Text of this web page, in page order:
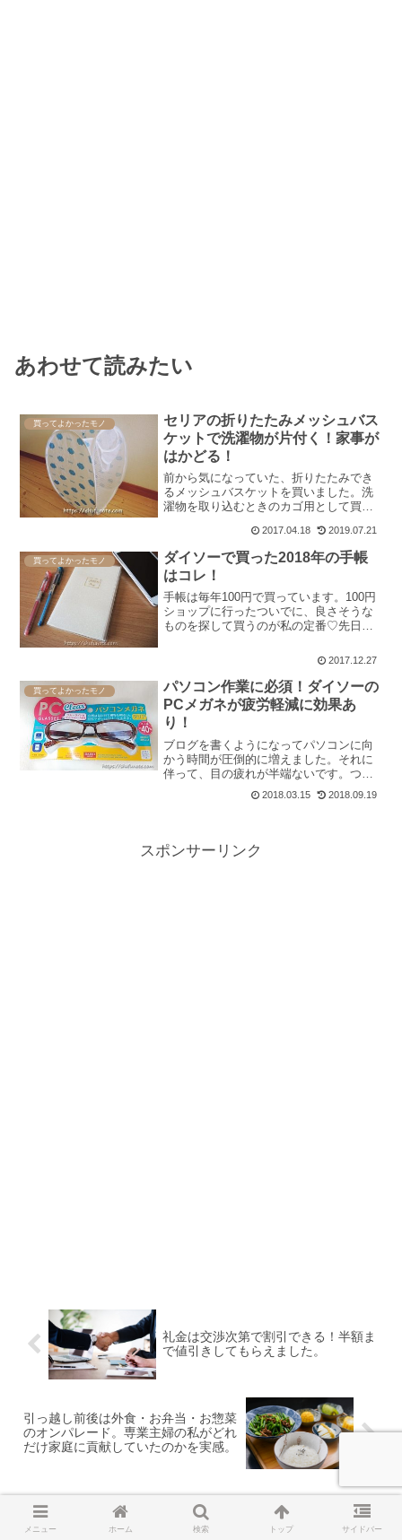
あわせて読みたい
買ってよかったモノ
セリアの折りたたみメッシュバス
ケットで洗濯物が片付く！家事が
はかどる！
前から気になっていた、折りたたみでき
るメッシュバスケットを買いました。洗
濯物を取り込むときのカゴ用として買っ
濯物も片付くし家事もはかどるで、かな
り暮らしやすくなりました。この記事
は、取り込んだ洗濯物で家が...
2017.04.18 2019.07.21
買ってよかったモノ
ダイソーで買った2018年の手帳
はコレ！
手帳は毎年100円で買っています。100円
ショップに行ったついでに、良さそうな
ものを探して買うのが私の定番♡先日ダ
ご紹介します。2018年ダイソーの手帳を
ご紹介今回選んだのがこちら。ラメでキ
ラキラして...
2017.12.27
買ってよかったモノ
パソコン作業に必須！ダイソーの
PCメガネが疲労軽減に効果あ
り！
ブログを書くようになってパソコンに向
かう時間が圧倒的に増えました。それに
伴って、目の疲れが半端ないです。つら
ーい。きっとブルーライトの浴びすぎで
すよね。将来の目への影響が心配です。
2018.03.15 2018.09.19
スポンサーリンク
礼金は交渉次第で割引できる！半額ま
で値引きしてもらえました。
引っ越し前後は外食・お弁当・お惣菜
のオンパレード。専業主婦の私がどれ
だけ家庭に貢献していたのかを実感。
コメント
メニュー ホーム 検索 トップ サイドバー